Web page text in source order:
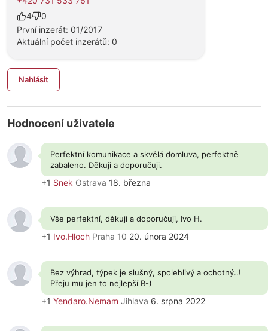
4
0
První inzerát: 01/2017
Aktuální počet inzerátů: 0
Nahlásit
Hodnocení uživatele
Perfektní komunikace a skvělá domluva, perfektně
zabaleno. Děkuji a doporučuji.
+1 Snek Ostrava 18. března
Vše perfektní, děkuji a doporučuji, Ivo H.
+1 Ivo.Hloch Praha 10 20. února 2024
Bez výhrad, týpek je slušný, spolehlivý a ochotný..!
Přeju mu jen to nejlepší B-)
+1 Yendaro.Nemam Jihlava 6. srpna 2022